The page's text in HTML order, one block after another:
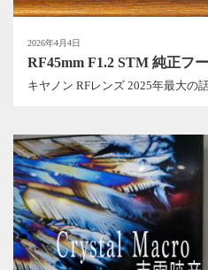
2026年4月4日
RF45mm F1.2 STM 純正フ
キヤノン RFレンズ 2025年最大の